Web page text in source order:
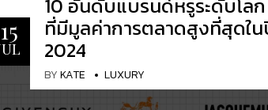
ตัว...
15
ที่มีมูลค่าการตลาดสูงที่สุดใ
2024
BYKATE LUXURY